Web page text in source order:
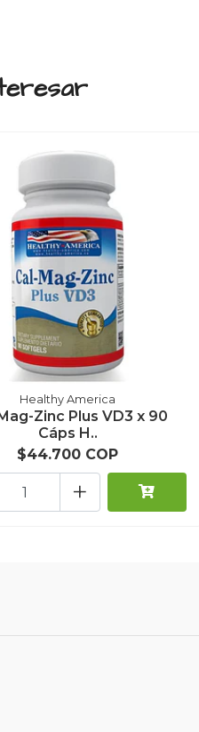
Healthy America
Zinc Plus VD3 x 90
Cáps H..
$44.700 COP
+